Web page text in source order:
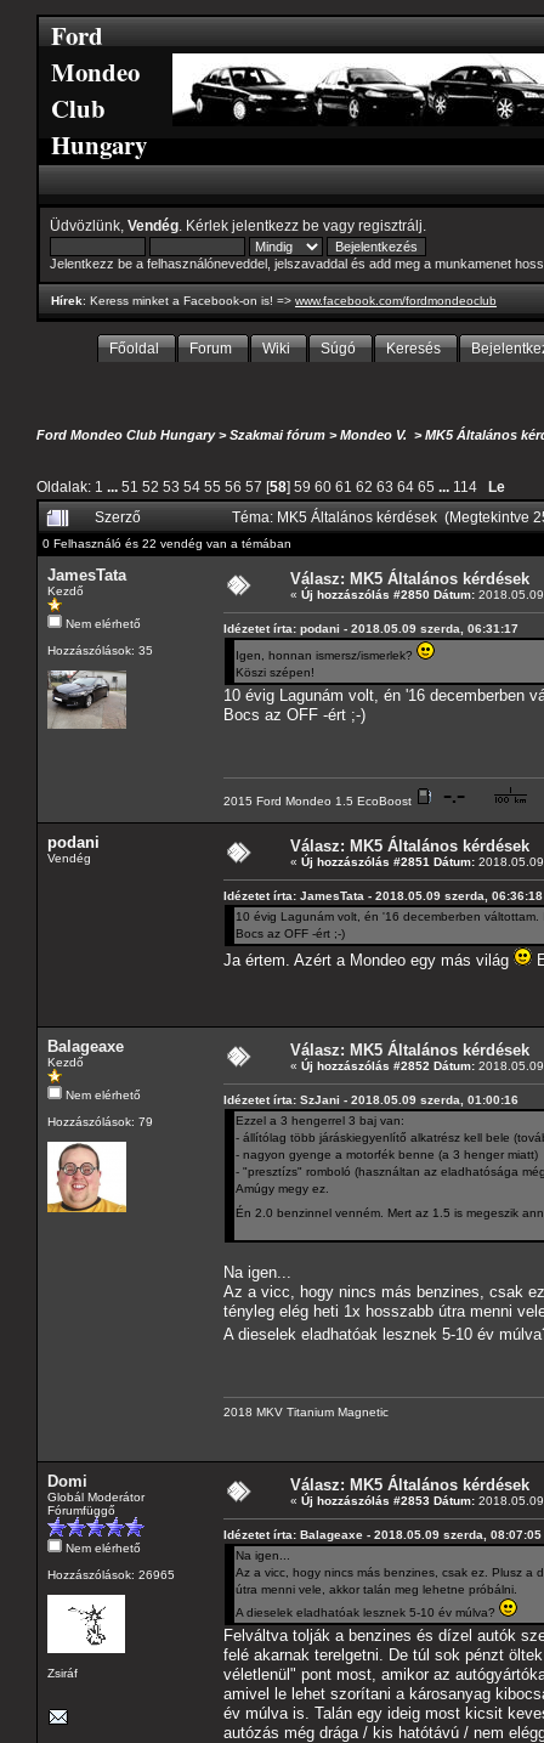
Ford
Mondeo
Club
Hungary
Üdvözlünk, Vendég . Kérlek jelentkezz be vagy regisztrálj
Jelentkezz be a felhasználóneveddel, jelszavaddal és add meg a munkamenet
Hírek: Keress minket a Facebook-on is! => www.facebook.com/fordmondeoclub
Főoldal Forum Wiki Súgó Keresés
Ford Mondeo Club Hungary>Szakmai fórum >Mondeo V. >MK5 Általános
Oldalak: 1 ... 51 52 53 54 55 56 57 [58] 59 60 61 62 63 64 65 ... 114
Le
Szerző
Téma: MK5 Általános kérdések (Megtekintve
0 Felhasználó és 22 vendég van a témában
JamesTata
Kezdő
Nem elérhető
Hozzászólások: 35
Válasz: MK5 Általános kérdések
« Új hozzászólás #2850 Dátum:
Idézetet írta: podani - 2018.05.09 szerda, 06:31:17
Igen, honnan ismersz/ismerlek?
Köszi szépen!
10 évig Lagunám volt, én '16 decemberben
Bocs az OFF -ért ;-)
2015 Ford Mondeo 1.5 EcoBoost
podani
Vendég
Válasz: MK5 Általános kérdések
« Új hozzászólás #2851 Dátum:
Idézetet írta: JamesTata - 2018.05.09 szerda, 06:36:18
10 évig Lagunám volt, én '16 decemberben
Bocs az OFF -ért ;-)
Ja értem. Azért a Mondeo egy más világ
Balageaxe
Kezdő
Nem elérhető
Hozzászólások: 79
Válasz: MK5 Általános kérdések
« Új hozzászólás #2852 Dátum:
Idézetet írta: SzJani - 2018.05.09 szerda, 01:00:16
Ezzel a 3 hengerrel 3 baj van:
- állítólag több járáskiegyenlítő alkatrész kell bele
- nagyon gyenge a motorfék benne (a 3 henger miatt)
- "presztízs" romboló (használtan az eladhatósága
Amúgy megy ez.
Én 2.0 benzinnel venném. Mert az 1.5 is megeszik
Na igen...
Az a vicc, hogy nincs más benzines, csak
tényleg elég heti 1x hosszabb útra menni
A dieselek eladhatóak lesznek 5-10 év
2018 MKV Titanium Magnetic
Domi
Globál Moderátor
Fórumfüggő
Nem elérhető
Hozzászólások: 26965
Zsiráf
Válasz: MK5 Általános kérdések
« Új hozzászólás #2853 Dátum:
Idézetet írta: Balageaxe - 2018.05.09 szerda, 08:07:05
Na igen...
Az a vicc, hogy nincs más benzines, csak ez. Plusz a
útra menni vele, akkor talán meg lehetne próbálni.
A dieselek eladhatóak lesznek 5-10 év múlva?
Felváltva tolják a benzines és dízel autók
felé akarnak terelgetni. De túl sok pénzt
véletlenül" pont most, amikor az
amivel le lehet szorítani a károsanyag
év múlva is. Talán egy ideig most kicsit
autózás még drága / kis hatótávú / nem